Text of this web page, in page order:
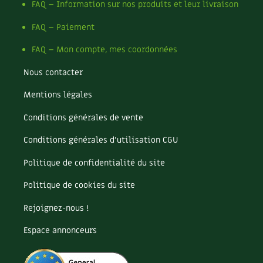
Habitat écologique
Conception et gros oeuvre
Matériaux écologiques
Entretien de la maison
Décoration et petit bricolage
Santé et bien-être
Expés
Trocs & petites annonces
Appels à témoignage
Mieux consommer
Matériaux écologiques
Finitions
Isolation
Biodiversité
Bricolages au jardin
Calendrier des travaux du jardin
Calendrier lunaire
Cultiver sous serre
Fiches techniques
Jardiner en ville
Ornement et aménagement du jardin
Outils et ustensiles du jardin
Permaculture et syntropie
Potager
FAQ – Information sur nos produits et leur livraison
FAQ – Paiement
FAQ – Mon compte, mes coordonnées
Nous contacter
Mentions légales
Conditions générales de vente
Conditions générales d’utilisation CGU
Politique de confidentialité du site
Politique de cookies du site
Rejoignez-nous !
Espace annonceurs